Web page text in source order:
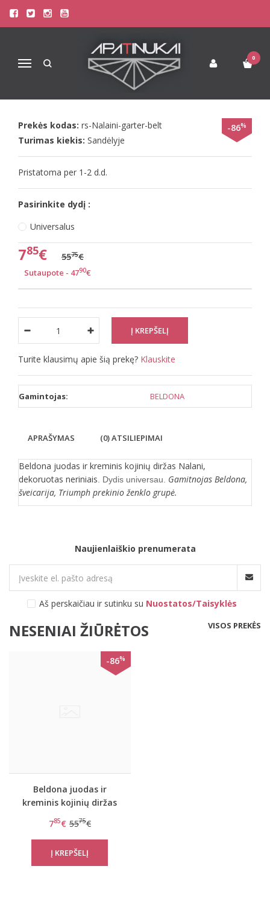
Navigacija
0
Pagrindinis
Apatinis Trikotažas Moterims
Seksualūs Moteriški Apatiniai
BELDONA JUODAS IR KREMINIS
KOJINIŲ DIRŽAS NALANI
-86%
Prekės kodas: rs-Nalaini-garter-belt
Turimas kiekis: Sandėlyje
Pristatoma per 1-2 d.d.
Pasirinkite dydį :
Universalus
785€ 5575€
Sutaupote - 4790€
Turite klausimų apie šią prekę? Klauskite
Gamintojas: BELDONA
APRAŠYMAS (0) ATSILIEPIMAI
Beldona juodas ir kreminis kojinių diržas Nalani,
dekoruotas neriniais . Dydis universau. Gamitnojas Beldona,
šveicarija, Triumph prekinio ženklo grupė.
Naujienlaiškio prenumerata
Aš perskaičiau ir sutinku su Nuostatos/Taisyklės
NESENIAI ŽIŪRĖTOS VISOS PREKĖS
-86%
Beldona juodas ir
kreminis kojinių diržas
785€ 5575€